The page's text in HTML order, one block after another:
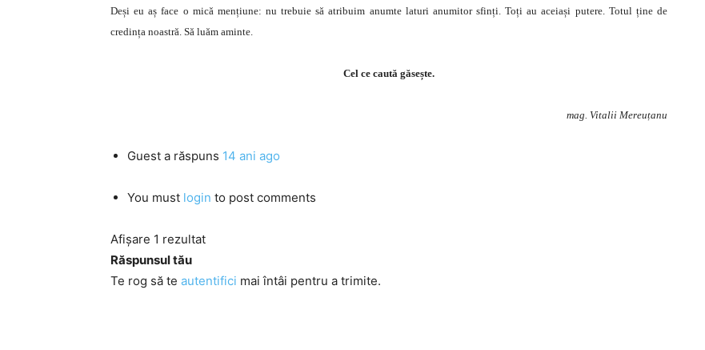
Deși eu aș face o mică mențiune: nu trebuie să atribuim anumte laturi anumitor sfinți. Toți au aceiași putere. Totul ține de
credința noastră. Să luăm aminte.
Cel ce caută găsește.
mag. Vitalii Mereuțanu
Guest a răspuns 14 ani ago
You must login to post comments
Afișare 1 rezultat
Răspunsul tău
Te rog să te autentifici mai întâi pentru a trimite.